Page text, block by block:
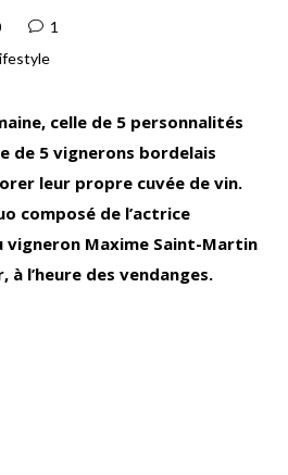
1
celle de 5 personnalités
de 5 vignerons bordelais
leur propre cuvée de vin.
composé de l’actrice
vigneron Maxime Saint-Martin
l’heure des vendanges.